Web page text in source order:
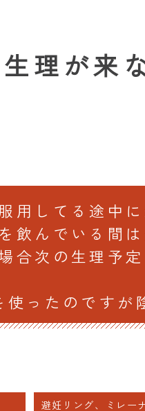
理が来
用してる途中
飲んでいる間
合次の生理予
ったのですが